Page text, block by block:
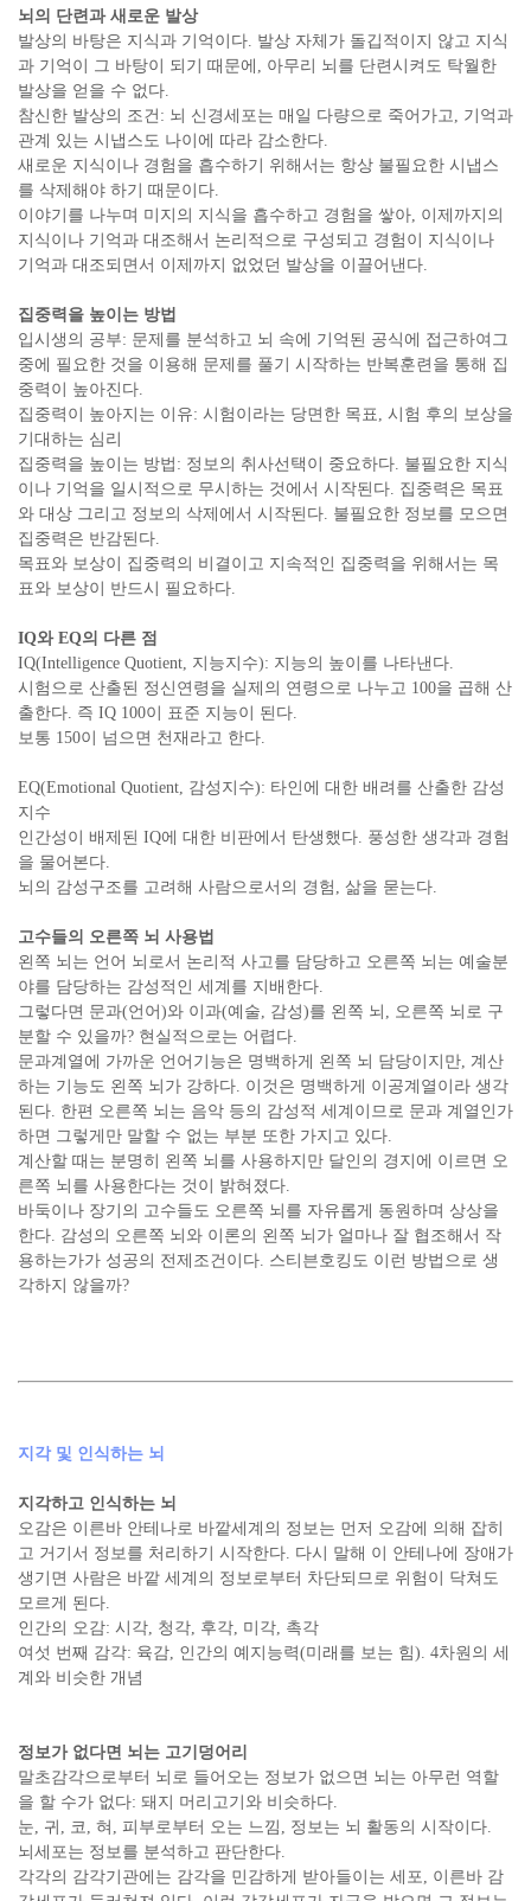
뇌의 단련과 새로운 발상
발상의 바탕은 지식과 기억이다. 발상 자체가 돌깁적이지 않고 지식
과 기억이 그 바탕이 되기 때문에, 아무리 뇌를 단련시켜도 탁월한
발상을 얻을 수 없다.
참신한 발상의 조건: 뇌 신경세포는 매일 다량으로 죽어가고, 기억과
관계 있는 시냅스도 나이에 따라 감소한다.
새로운 지식이나 경험을 흡수하기 위해서는 항상 불필요한 시냅스
를 삭제해야 하기 때문이다.
이야기를 나누며 미지의 지식을 흡수하고 경험을 쌓아, 이제까지의
지식이나 기억과 대조해서 논리적으로 구성되고 경험이 지식이나
기억과 대조되면서 이제까지 없었던 발상을 이끌어낸다.
집중력을 높이는 방법
입시생의 공부: 문제를 분석하고 뇌 속에 기억된 공식에 접근하여그
중에 필요한 것을 이용해 문제를 풀기 시작하는 반복훈련을 통해 집
중력이 높아진다.
집중력이 높아지는 이유: 시험이라는 당면한 목표, 시험 후의 보상을
기대하는 심리
집중력을 높이는 방법: 정보의 취사선택이 중요하다. 불필요한 지식
이나 기억을 일시적으로 무시하는 것에서 시작된다. 집중력은 목표
와 대상 그리고 정보의 삭제에서 시작된다. 불필요한 정보를 모으면
집중력은 반감된다.
목표와 보상이 집중력의 비결이고 지속적인 집중력을 위해서는 목
표와 보상이 반드시 필요하다.
IQ와 EQ의 다른 점
IQ(Intelligence Quotient, 지능지수): 지능의 높이를 나타낸다.
시험으로 산출된 정신연령을 실제의 연령으로 나누고 100을 곱해 산
출한다. 즉 IQ 100이 표준 지능이 된다.
보통 150이 넘으면 천재라고 한다.
EQ(Emotional Quotient, 감성지수): 타인에 대한 배려를 산출한 감성
지수
인간성이 배제된 IQ에 대한 비판에서 탄생했다. 풍성한 생각과 경험
을 물어본다.
뇌의 감성구조를 고려해 사람으로서의 경험, 삶을 묻는다.
고수들의 오른쪽 뇌 사용법
왼쪽 뇌는 언어 뇌로서 논리적 사고를 담당하고 오른쪽 뇌는 예술분
야를 담당하는 감성적인 세계를 지배한다.
그렇다면 문과(언어)와 이과(예술, 감성)를 왼쪽 뇌, 오른쪽 뇌로 구
분할 수 있을까? 현실적으로는 어렵다.
문과계열에 가까운 언어기능은 명백하게 왼쪽 뇌 담당이지만, 계산
하는 기능도 왼쪽 뇌가 강하다. 이것은 명백하게 이공계열이라 생각
된다. 한편 오른쪽 뇌는 음악 등의 감성적 세계이므로 문과 계열인가
하면 그렇게만 말할 수 없는 부분 또한 가지고 있다.
계산할 때는 분명히 왼쪽 뇌를 사용하지만 달인의 경지에 이르면 오
른쪽 뇌를 사용한다는 것이 밝혀졌다.
바둑이나 장기의 고수들도 오른쪽 뇌를 자유롭게 동원하며 상상을
한다. 감성의 오른쪽 뇌와 이론의 왼쪽 뇌가 얼마나 잘 협조해서 작
용하는가가 성공의 전제조건이다. 스티븐호킹도 이런 방법으로 생
각하지 않을까?
지각 및 인식하는 뇌
지각하고 인식하는 뇌
오감은 이른바 안테나로 바깥세계의 정보는 먼저 오감에 의해 잡히
고 거기서 정보를 처리하기 시작한다. 다시 말해 이 안테나에 장애가
생기면 사람은 바깥 세계의 정보로부터 차단되므로 위험이 닥쳐도
모르게 된다.
인간의 오감: 시각, 청각, 후각, 미각, 촉각
여섯 번째 감각: 육감, 인간의 예지능력(미래를 보는 힘). 4차원의 세
계와 비슷한 개념
정보가 없다면 뇌는 고기덩어리
말초감각으로부터 뇌로 들어오는 정보가 없으면 뇌는 아무런 역할
을 할 수가 없다: 돼지 머리고기와 비슷하다.
눈, 귀, 코, 혀, 피부로부터 오는 느낌, 정보는 뇌 활동의 시작이다.
뇌세포는 정보를 분석하고 판단한다.
각각의 감각기관에는 감각을 민감하게 받아들이는 세포, 이른바 감